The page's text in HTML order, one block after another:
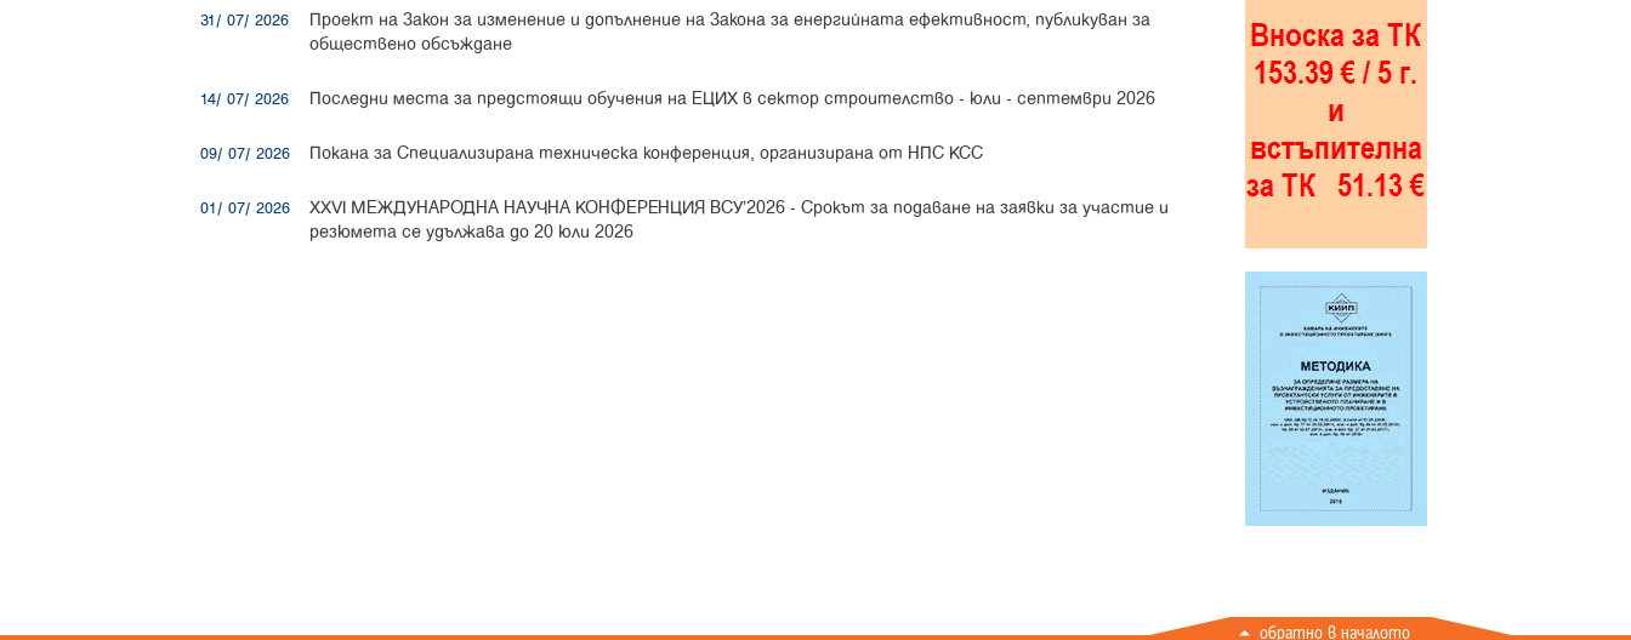
31/ 07/ 2026
Проект на Закон за изменение и допълнение на Закона за енергийната ефективност, публикуван за
обществено обсъждане
14/ 07/ 2026 Последни места за предстоящи обучения на ЕЦИХ в сектор строителство - юли - септември 2026
09/ 07/ 2026 Покана за Специализирана техническа конференция, организирана от НПС КСС
01/ 07/ 2026 XXVI МЕЖДУНАРОДНА НАУЧНА КОНФЕРЕНЦИЯ ВСУ’2026 - Срокът за подаване на заявки за участие и
резюмета се удължава до 20 юли 2026
обратно в началото